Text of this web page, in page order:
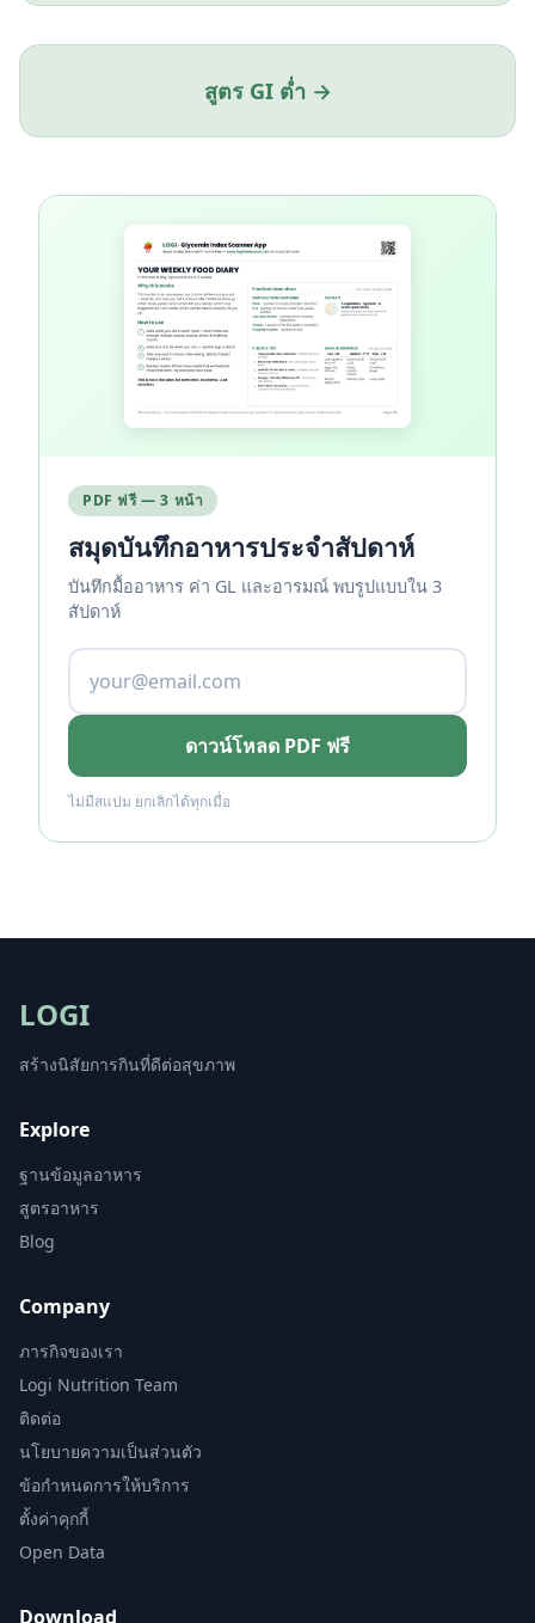
สูตร GI ต่ำ →
PDF ฟรี — 3 หน้า
สมุดบันทึกอาหารประจำสัปดาห์
บันทึกมื้ออาหาร ค่า GL และอารมณ์ พบรูปแบบใน 3
สัปดาห์
ดาวน์โหลด PDF ฟรี
ไม่มีสแปม ยกเลิกได้ทุกเมื่อ
LOGI
สร้างนิสัยการกินที่ดีต่อสุขภาพ
Explore
ฐานข้อมูลอาหาร
สูตรอาหาร
Blog
Company
ภารกิจของเรา
Logi Nutrition Team
ติดต่อ
นโยบายความเป็นส่วนตัว
ข้อกำหนดการให้บริการ
ตั้งค่าคุกกี้
Open Data
Download